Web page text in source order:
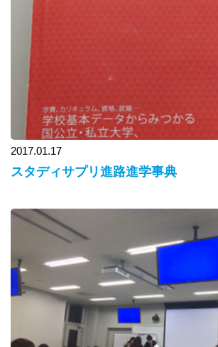
2017.01.17
スタディサプリ進路進学事典